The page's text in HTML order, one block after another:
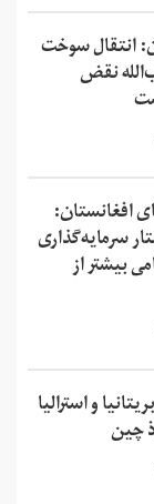
انتقال سوخت
نقض
افغانستان:
سرمایه‌گذاری
بیشتر از
و استرالیا
چین